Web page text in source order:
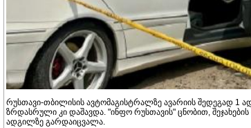
რუსთავი-თბილისის ავტომაგისტრალზე ავარიის შედეგად 1
ზრდასრული კი დაშავდა. "ინფო რუსთავის" ცნობით,
ადგილზე გარდაიცვალა.